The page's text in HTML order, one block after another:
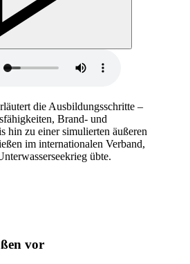
die Ausbildungsschritte –
Brand- und
hin zu einer simulierten äußeren
im internationalen Verband,
übte.
vor